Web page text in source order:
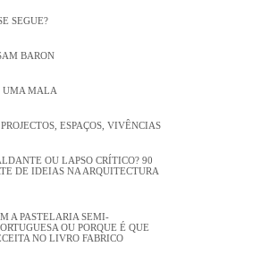
SEGUE?
BARON
UMA MALA
ESPAÇOS, VIVÊNCIAS
OU LAPSO CRÍTICO? 90
DE IDEIAS NA ARQUITECTURA
A PASTELARIA SEMI-
OU PORQUE É QUE
NO LIVRO FABRICO